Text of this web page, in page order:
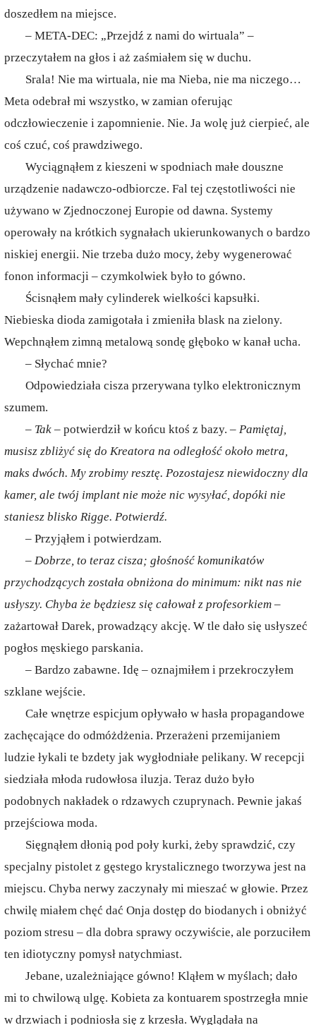
doszedłem na miejsce.
– META-DEC: „Przejdź z nami do wirtuala” –
przeczytałem na głos i aż zaśmiałem się w duchu.
Srala! Nie ma wirtuala, nie ma Nieba, nie ma niczego…
Meta odebrał mi wszystko, w zamian oferując
odczłowieczenie i zapomnienie. Nie. Ja wolę już cierpieć, ale
coś czuć, coś prawdziwego.
Wyciągnąłem z kieszeni w spodniach małe douszne
urządzenie nadawczo-odbiorcze. Fal tej częstotliwości nie
używano w Zjednoczonej Europie od dawna. Systemy
operowały na krótkich sygnałach ukierunkowanych o bardzo
niskiej energii. Nie trzeba dużo mocy, żeby wygenerować
fonon informacji – czymkolwiek było to gówno.
Ścisnąłem mały cylinderek wielkości kapsułki.
Niebieska dioda zamigotała i zmieniła blask na zielony.
Wepchnąłem zimną metalową sondę głęboko w kanał ucha.
– Słychać mnie?
Odpowiedziała cisza przerywana tylko elektronicznym
szumem.
– Tak – potwierdził w końcu ktoś z bazy. – Pamiętaj,
musisz zbliżyć się do Kreatora na odległość około metra,
maks dwóch. My zrobimy resztę. Pozostajesz niewidoczny dla
kamer, ale twój implant nie może nic wysyłać, dopóki nie
staniesz blisko Rigge. Potwierdź.
– Przyjąłem i potwierdzam.
– Dobrze, to teraz cisza; głośność komunikatów
przychodzących została obniżona do minimum: nikt nas nie
usłyszy. Chyba że będziesz się całował z profesorkiem –
zażartował Darek, prowadzący akcję. W tle dało się usłyszeć
pogłos męskiego parskania.
– Bardzo zabawne. Idę – oznajmiłem i przekroczyłem
szklane wejście.
Całe wnętrze espicjum opływało w hasła propagandowe
zachęcające do odmóżdżenia. Przerażeni przemijaniem
ludzie łykali te bzdety jak wygłodniałe pelikany. W recepcji
siedziała młoda rudowłosa iluzja. Teraz dużo było
podobnych nakładek o rdzawych czuprynach. Pewnie jakaś
przejściowa moda.
Sięgnąłem dłonią pod poły kurki, żeby sprawdzić, czy
specjalny pistolet z gęstego krystalicznego tworzywa jest na
miejscu. Chyba nerwy zaczynały mi mieszać w głowie. Przez
chwilę miałem chęć dać Onja dostęp do biodanych i obniżyć
poziom stresu – dla dobra sprawy oczywiście, ale porzuciłem
ten idiotyczny pomysł natychmiast.
Jebane, uzależniające gówno! Kląłem w myślach; dało
mi to chwilową ulgę. Kobieta za kontuarem spostrzegła mnie
w drzwiach i podniosła się z krzesła. Wyglądała na